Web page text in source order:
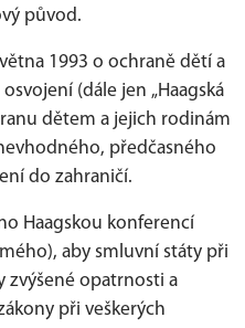
původ.
1993 o ochraně dětí a
(dále jen „Haagská
dětem a jejich rodinám
předčasného
do zahraničí.
Haagskou konferencí
aby smluvní státy při
zvýšené opatrnosti a
při veškerých